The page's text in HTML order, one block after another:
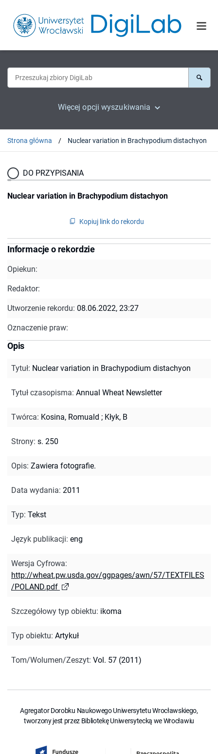
Więcej opcji wyszukiwania
Strona główna Nuclear variation in Brachypodium distachyon
DO PRZYPISANIA
Nuclear variation in Brachypodium distachyon
Kopiuj link do rekordu
Informacje o rekordzie
Opiekun:
Redaktor:
Utworzenie rekordu: 08.06.2022, 23:27
Oznaczenie praw:
Opis
Tytuł: Nuclear variation in Brachypodium distachyon
Tytuł czasopisma: Annual Wheat Newsletter
Twórca: Kosina, Romuald ; Kłyk, B
Strony: s. 250
Opis: Zawiera fotografie.
Data wydania: 2011
Typ: Tekst
Język publikacji: eng
Wersja Cyfrowa:
http://wheat.pw.usda.gov/ggpages/awn/57/TEXTFILES
/POLAND.pdf
Szczegółowy typ obiektu: ikoma
Typ obiektu: Artykuł
Tom/Wolumen/Zeszyt: Vol. 57 (2011)
Agregator Dorobku Naukowego Uniwersytetu Wrocławskiego,
tworzony jest przez Bibliotekę Uniwersytecką we Wrocławiu